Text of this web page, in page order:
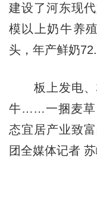
建设了河东现
模以上奶牛养
头，年产鲜奶
板上发电、
牛……一捆麦草
态宜居产业致
团全媒体记者